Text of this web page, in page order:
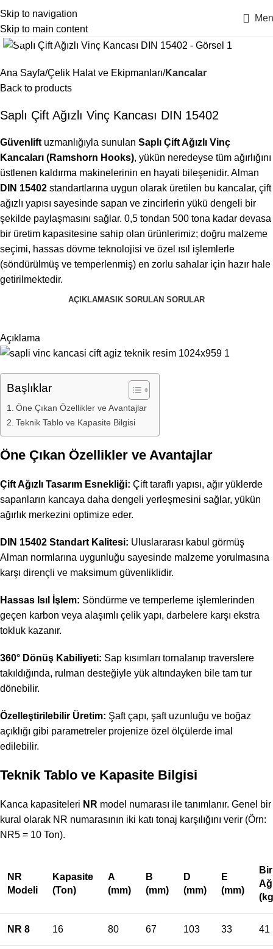
Skip to navigation
Skip to main content
Click to enlarge
Ana Sayfa Çelik Halat ve Ekipmanları Kancalar
Back to products
Saplı Çift Ağızlı Vinç Kancası DIN 15402
Güvenlift uzmanlığıyla sunulan Saplı Çift Ağızlı Vinç
Kancaları (Ramshorn Hooks), yükün neredeyse tüm ağırlığını
üstlenen kaldırma makinelerinin en hayati bileşenidir. Alman
DIN 15402 standartlarına uygun olarak üretilen bu kancalar, çift
ağızlı yapısı sayesinde sapan ve zincirlerin yükü dengeli bir
şekilde paylaşmasını sağlar. 0,5 tondan 500 tona kadar devasa
bir üretim kapasitesine sahip olan ürünlerimiz; doğru malzeme
seçimi, hassas dövme teknolojisi ve özel ısıl işlemlerle
(söndürülmüş ve temperlenmiş) en zorlu sahalar için hazır hale
getirilmektedir.
AÇIKLAMASIK SORULAN SORULAR
Açıklama
Başlıklar
Öne Çıkan Özellikler ve Avantajlar
Teknik Tablo ve Kapasite Bilgisi
Öne Çıkan Özellikler ve Avantajlar
Çift Ağızlı Tasarım Esnekliği: Çift taraflı yapısı, ağır yüklerde
sapanların kancaya daha dengeli yerleşmesini sağlar, yükün
ağırlık merkezini optimize eder.
DIN 15402 Standart Kalitesi: Uluslararası kabul görmüş
Alman normlarına uygunluğu sayesinde malzeme yorulmasına
karşı dirençli ve maksimum güvenliklidir.
Hassas Isıl İşlem: Söndürme ve temperleme işlemlerinden
geçen karbon veya alaşımlı çelik yapı, darbelere karşı ekstra
tokluk kazanır.
360° Dönüş Kabiliyeti: Sap kısımları tornalanıp traverslere
takıldığında, rulman desteğiyle yük altındayken bile tam tur
dönebilir.
Özelleştirilebilir Üretim: Şaft çapı, şaft uzunluğu ve boğaz
açıklığı gibi parametreler projenize özel ölçülerde imal
edilebilir.
Teknik Tablo ve Kapasite Bilgisi
Kanca kapasiteleri NR model numarası ile tanımlanır. Genel bir
kural olarak NR numarasının iki katı tonaj karşılığını verir (Örn:
NR5 = 10 Ton).
NR
Modeli
Kapasite
(Ton)
A
(mm)
B
(mm)
D
(mm)
E
(mm)
NR 8 16 80 67 103 33 41